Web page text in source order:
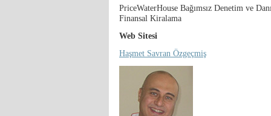
PriceWaterHouse Bağımsız Denetim ve
Finansal Kiralama
Web Sitesi
Haşmet Savran Özgeçmiş